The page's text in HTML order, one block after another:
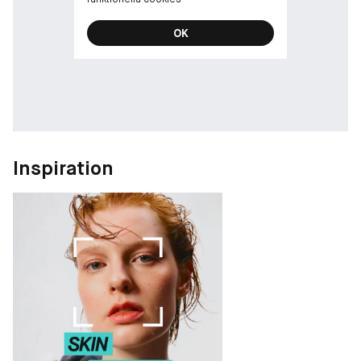
OK
Inspiration